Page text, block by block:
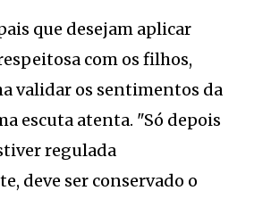
que desejam aplicar
com os filhos,
validar os sentimentos da
escuta atenta. "Só depois
regulada
deve ser conservado o